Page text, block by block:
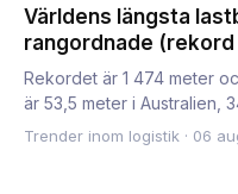
Världens längsta
rangordnade
Rekordet är 1 474 meter
är 53,5 meter i Australien,
Trender inom logistik · 06